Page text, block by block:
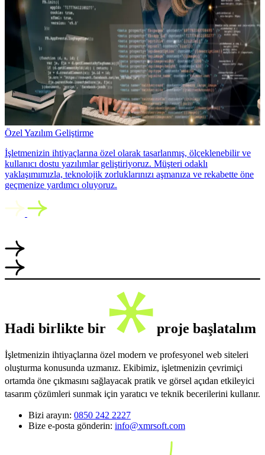
Özel Yazılım Geliştirme
İşletmenizin ihtiyaçlarına özel olarak tasarlanmış, ölçeklenebilir ve
kullanıcı dostu yazılımlar geliştiriyoruz. Müşteri odaklı
yaklaşımımızla, teknolojik zorluklarınızı aşmanıza ve rekabette öne
geçmenize yardımcı oluyoruz.
Hadi birlikte bir proje başlatalım
İşletmenizin ihtiyaçlarına özel modern ve profesyonel web siteleri
oluşturma konusunda uzmanız. Ekibimiz, işletmenizin çevrimiçi
ortamda öne çıkmasını sağlayacak pratik ve görsel açıdan etkileyici
tasarım çözümleri sunmak için yaratıcı ve teknik becerilerini kullanır.
Bizi arayın: 0850 242 2227
Bize e-posta gönderin: info@xmrsoft.com